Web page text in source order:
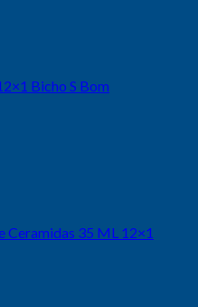
Bicho S Bom
Ceramidas 35 ML 12×1